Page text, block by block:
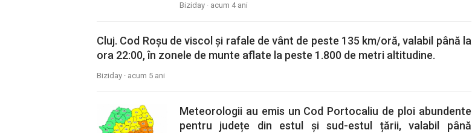
Biziday · acum 4 ani
Cluj. Cod Roșu de viscol și rafale de vânt de peste 135 km/oră, valabil până la
ora 22:00, în zonele de munte aflate la peste 1.800 de metri altitudine.
Biziday · acum 5 ani
Meteorologii au emis un Cod Portocaliu de ploi abundente
pentru județe din estul și sud-estul țării, valabil până